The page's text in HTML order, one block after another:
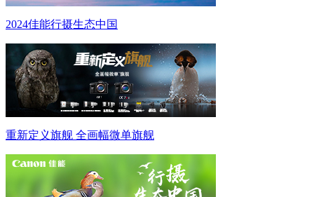
2024佳能行摄生态中国
重新定义旗舰 全画幅微单旗舰